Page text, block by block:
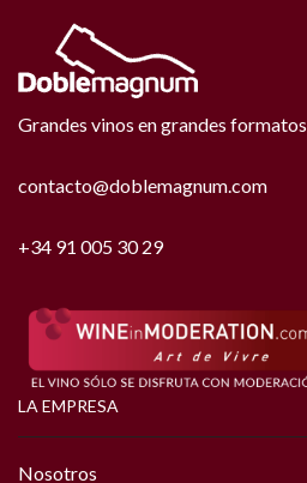
Grandes vinos en grandes formatos
contacto@doblemagnum.com
+34 91 005 30 29
LA EMPRESA
Nosotros